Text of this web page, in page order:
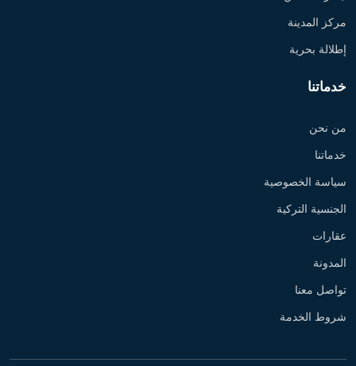
مركز المدينة
إطلالة بحرية
خدماتنا
من نحن
خدماتنا
سياسة الخصوصية
الجنسية التركية
عقارات
المدونة
تواصل معنا
شروط الخدمة